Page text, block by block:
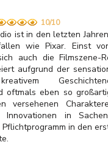
10/10
ist in den letzten
wie Pixar. Einst
auch die Filmszene-
aufgrund der
oftmals eben so
versehenen
Innovationen in
in den